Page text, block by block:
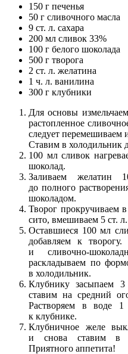
150 г печенья
50 г сливочного масла
9 ст. л. сахара
200 мл сливок 33%
100 г белого шоколада
500 г творога
2 ст. л. желатина
1 ч. л. ванилина
300 г клубники
Для основы
растопленное
следует перемешиваем
Ставим в холодильник
100 мл сливок
шоколад.
Заливаем желатин
до полного
шоколадом.
Творог прокручиваем
сито, вмешиваем 5 ст. л.
Оставшиеся 100 мл
добавляем к
и сливочно-
раскладываем по
в холодильник.
Клубнику засыпаем
ставим на средний
Растворяем в воде
к клубнике.
Клубничное желе
и снова ставим в
Приятного аппетита!